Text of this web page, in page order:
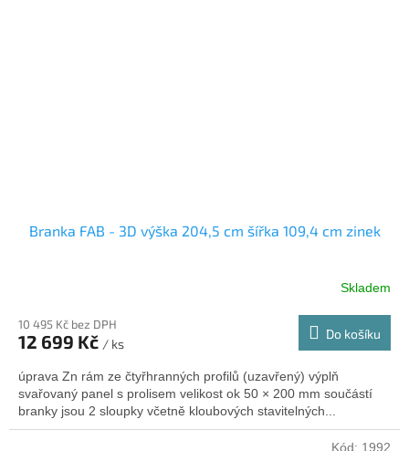
Branka FAB - 3D výška 204,5 cm šířka 109,4 cm zinek
Skladem
10 495 Kč bez DPH
12 699 Kč / ks
Do košíku
úprava Zn rám ze čtyřhranných profilů (uzavřený) výplň
svařovaný panel s prolisem velikost ok 50 × 200 mm součástí
branky jsou 2 sloupky včetně kloubových stavitelných...
Kód: 1992